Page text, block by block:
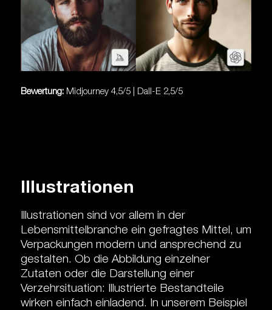
Bewertung: Midjourney 4,5/5 | Dall-E 2,5/5
Illustrationen
Illustrationen sind vor allem in der
Lebensmittelbranche ein gefragtes Mittel, um
Verpackungen modern und ansprechend zu
gestalten. Ob die Abbildung einzelner
Zutaten oder die Darstellung einer
Verzehrsituation: Illustrierte Bestandteile
wirken einfach einladend. In unserem Beispiel